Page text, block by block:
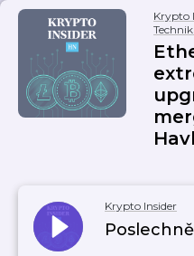
Krypto
Krypto Insider